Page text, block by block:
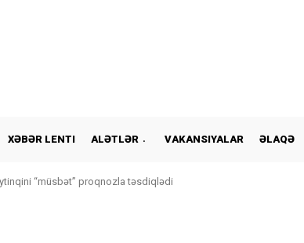
XƏBƏR LENTI ALƏTLƏR VAKANSIYALAR ƏLAQƏ
“müsbət” proqnozla təsdiqlədi